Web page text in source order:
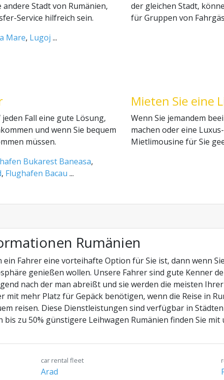
Stadt von Rumänien,
Service hilfreich sein.
Mare, Lugoj ...
der gleichen Stadt,
für Gruppen von
Fall eine gute Lösung,
und wenn Sie bequem
müssen.
Bukarest Baneasa,
, Flughafen Bacau ...
Mieten Sie eine
Wenn Sie jemandem
machen oder eine
Mietlimousine für Sie
Rumänien
Fahrer eine vorteihafte Option für Sie ist, dann wenn
genießen wollen. Unsere Fahrer sind gute Kenner
nach der man abreißt und sie werden die meisten
mehr Platz für Gepäck benötigen, wenn die Reise in
reisen. Diese Dienstleistungen sind verfügbar in
bis zu 50% günstigere Leihwagen Rumänien finden Sie
car rental fleet
Arad